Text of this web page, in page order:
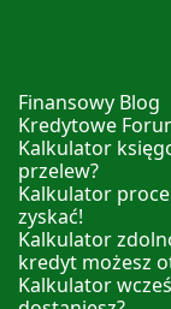
Finansowy Blog
Kredytowe
Kalkulator
przelew?
Kalkulator
zyskać!
Kalkulator
kredyt możesz
Kalkulator